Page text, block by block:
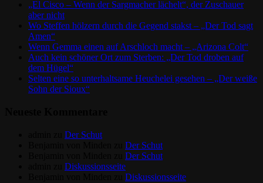
„El Cisco – Wenn der Sargmacher lächelt“, der Zuschauer
aber nicht
Wo Steffen hölzern durch die Gegend stakst – „Der Tod sagt
Amen“
Wenn Gemma einen auf Arschloch macht – „Arizona Colt“
Auch kein schöner Ort zum Sterben: „Der Tod droben auf
dem Hügel“
Selten eine so unterhaltsame Heuchelei gesehen – „Der weiße
Sohn der Sioux“
Der Schut
Der Schut
Der Schut
Diskussionsseite
Diskussionsseite